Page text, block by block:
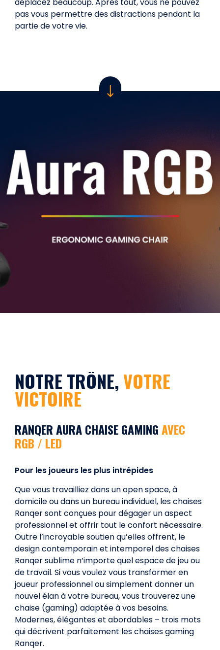
pas vous permettre des distractions pendant la
partie de votre vie.
NOTRE TRÔNE,VOTRE
VICTOIRE
RANQER AURA CHAISE GAMINGAVEC
RGB / LED
Pour les joueurs les plus intrépides
Que vous travailliez dans un open space, à
domicile ou dans un bureau individuel, les chaises
Ranqer sont conçues pour dégager un aspect
professionnel et offrir tout le confort nécessaire.
Outre l’incroyable soutien qu’elles offrent, le
design contemporain et intemporel des chaises
Ranqer sublime n’importe quel espace de jeu ou
de travail. Si vous voulez vous transformer en
joueur professionnel ou simplement donner un
nouvel élan à votre bureau, vous trouverez une
chaise (gaming) adaptée à vos besoins.
Modernes, élégantes et abordables – trois mots
qui décrivent parfaitement les chaises gaming
Ranqer.